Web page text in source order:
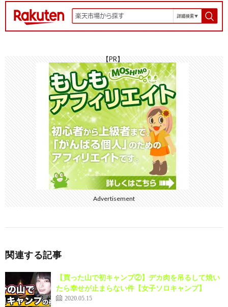
【PR】
Advertisement
関連する記事
【買った山で初キャンプ②】デカ肉を吊るして焼い
たら幸せが止まらない件【女子ソロキャンプ】
2020.05.15